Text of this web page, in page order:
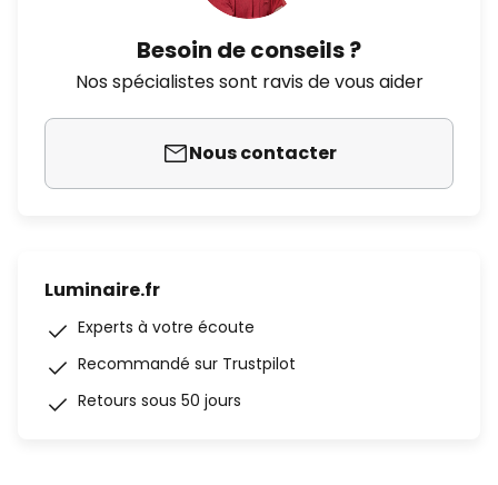
Besoin de conseils ?
Nos spécialistes sont ravis de vous aider
Nous contacter
Luminaire.fr
Experts à votre écoute
Recommandé sur Trustpilot
Retours sous 50 jours